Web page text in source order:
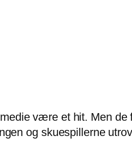
være et hit. Men de
og skuespillerne